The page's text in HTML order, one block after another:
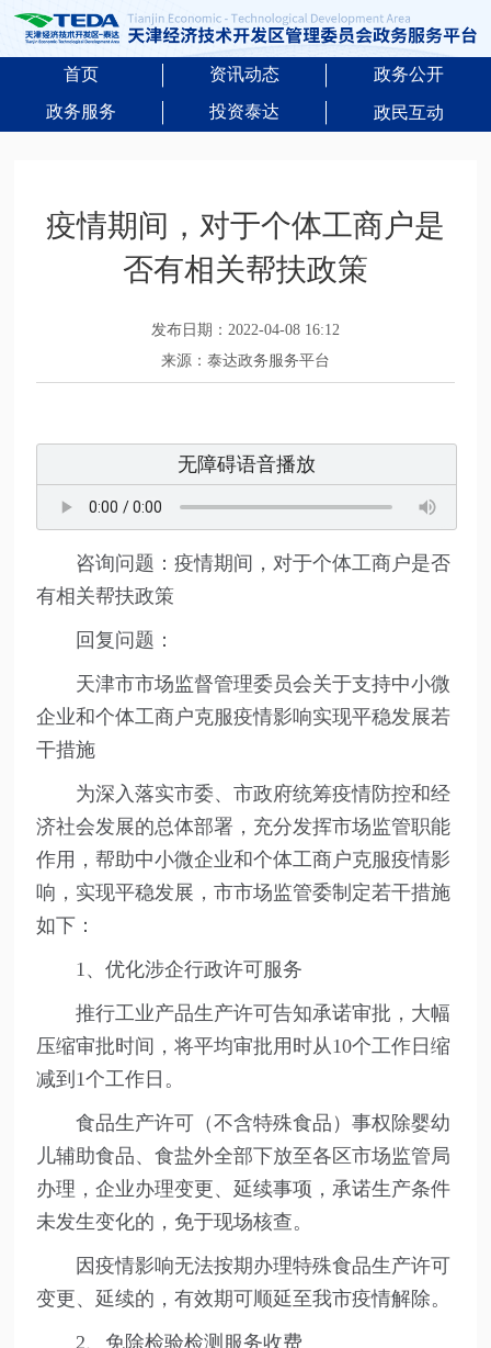
首页 资讯动态
政务公开
政务服务
投资泰达 政民互动
疫情期间，对于个体工商户是
否有相关帮扶政策
发布日期：2022-04-08 16:12
来源：泰达政务服务平台
无障碍语音播放
咨询问题：疫情期间，对于个体工商户是否
有相关帮扶政策
回复问题：
天津市市场监督管理委员会关于支持中小微
企业和个体工商户克服疫情影响实现平稳发展若
干措施
为深入落实市委、市政府统筹疫情防控和经
济社会发展的总体部署，充分发挥市场监管职能
作用，帮助中小微企业和个体工商户克服疫情影
响，实现平稳发展，市市场监管委制定若干措施
如下：
1、优化涉企行政许可服务
推行工业产品生产许可告知承诺审批，大幅
压缩审批时间，将平均审批用时从10个工作日缩
减到1个工作日。
食品生产许可（不含特殊食品）事权除婴幼
儿辅助食品、食盐外全部下放至各区市场监管局
办理，企业办理变更、延续事项，承诺生产条件
未发生变化的，免于现场核查。
因疫情影响无法按期办理特殊食品生产许可
变更、延续的，有效期可顺延至我市疫情解除。
2、免除检验检测服务收费